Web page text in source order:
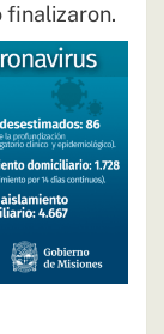
finalizaron.